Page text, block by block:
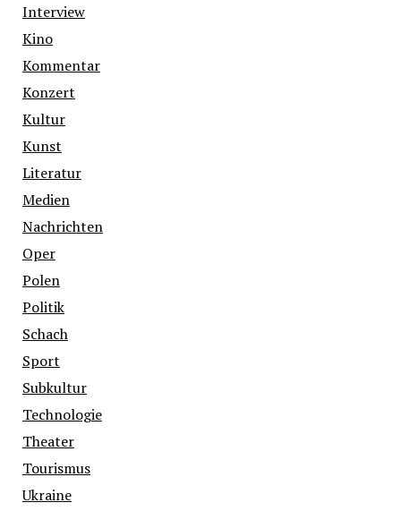
Interview
Kino
Kommentar
Konzert
Kultur
Kunst
Literatur
Medien
Nachrichten
Oper
Polen
Politik
Schach
Sport
Subkultur
Technologie
Theater
Tourismus
Ukraine